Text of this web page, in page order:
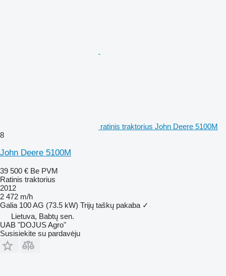
ratinis traktorius John Deere 5100M
8
John Deere 5100M
39 500 € Be PVM
Ratinis traktorius
2012
2 472 m/h
Galia 100 AG (73.5 kW) Trijų taškų pakaba ✓
Lietuva, Babtų sen.
UAB "DOJUS Agro"
Susisiekite su pardavėju